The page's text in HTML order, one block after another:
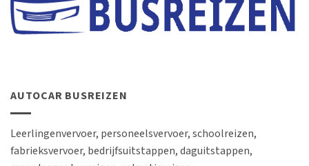
AUTOCAR BUSREIZEN
Leerlingenvervoer, personeelsvervoer, schoolreizen,
fabrieksvervoer, bedrijfsuitstappen, daguitstappen,